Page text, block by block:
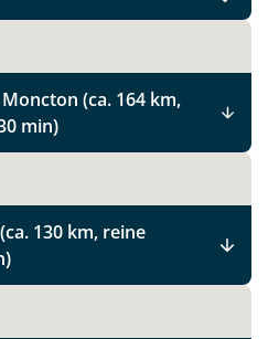
(ca. 164 km,
min)
130 km, reine